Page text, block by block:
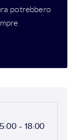
potrebbero
- 18:00